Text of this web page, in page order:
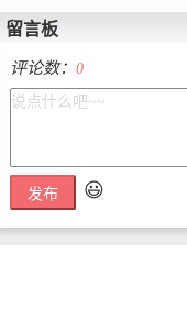
留言板
评论数：0
发布 😃